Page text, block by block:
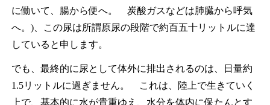
に働いて、腸から便へ。 炭酸ガスなどは肺臓から呼気
へ。)、この尿は所謂原尿の段階で約百五十リットルに達
していると申します。
でも、最終的に尿として体外に排出されるのは、日量約
1.5リットルに過ぎません。 これは、陸上で生きていく
上で、基本的に水が貴重ゆえ、水分を体内に保たんとす